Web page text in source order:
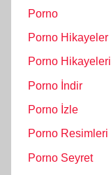
Porno
Porno Hikayeler
Porno Hikayeleri
Porno İndir
Porno İzle
Porno Resimleri
Porno Seyret